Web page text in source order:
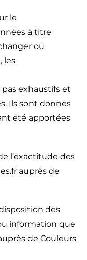
le
à titre
ou
les
exhaustifs et
Ils sont donnés
été apportées
l’exactitude des
auprès de
des
information que
de Couleurs